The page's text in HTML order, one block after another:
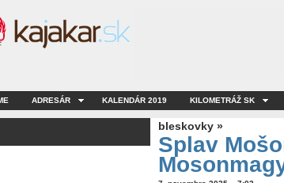
ADRESÁR KALENDÁR 2019 KILOMETRÁŽ SK
bleskovky »
Splav